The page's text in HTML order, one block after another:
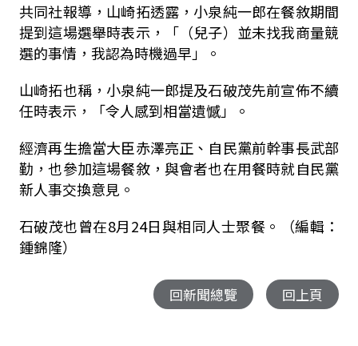
共同社報導，山崎拓透露，小泉純一郎在餐敘期間
提到這場選舉時表示，「（兒子）並未找我商量競
選的事情，我認為時機過早」。
山崎拓也稱，小泉純一郎提及石破茂先前宣佈不續
任時表示，「令人感到相當遺憾」。
經濟再生擔當大臣赤澤亮正、自民黨前幹事長武部
勤，也參加這場餐敘，與會者也在用餐時就自民黨
新人事交換意見。
石破茂也曾在8月24日與相同人士聚餐。（編輯：
鍾錦隆）
回新聞總覽 回上頁